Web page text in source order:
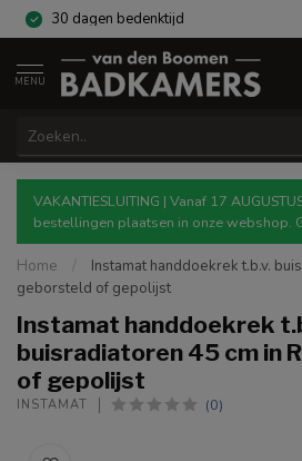
30 dagen bedenktijd
MENU
VAKANTIESLUITING | Vanaf 17
bestellingen plaatsen in onze webshop.
Home /
Instamat handdoekrek t.b.v.
geborsteld of gepolijst
Instamat handdoekrek
buisradiatoren 45 cm in
of gepolijst
INSTAMAT (0)